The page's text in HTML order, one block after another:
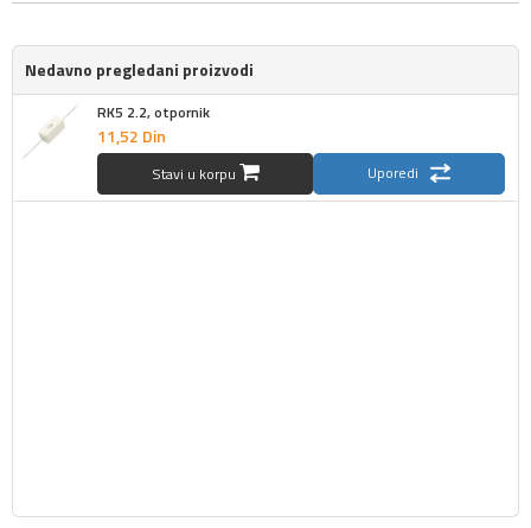
Nedavno pregledani proizvodi
RK5 2.2, otpornik
11,52 Din
Stavi u korpu Uporedi